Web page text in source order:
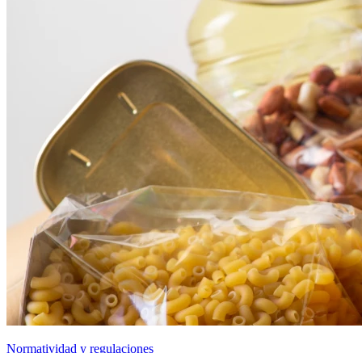
Normatividad y regulaciones